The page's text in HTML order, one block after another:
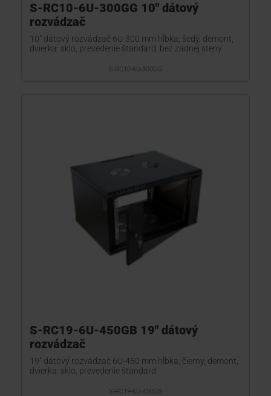
S-RC10-6U-300GG 10" dátový
rozvádzač
10" dátový rozvádzač 6U-300 mm hĺbka, šedý, demont,
dvierka: sklo, prevedenie štandard, bez zadnej steny
S-RC10-6U-300GG
S-RC19-6U-450GB 19" dátový
rozvádzač
19" dátový rozvádzač 6U-450 mm hĺbka, čierny, demont,
dvierka: sklo, prevedenie štandard
S-RC19-6U-450GB